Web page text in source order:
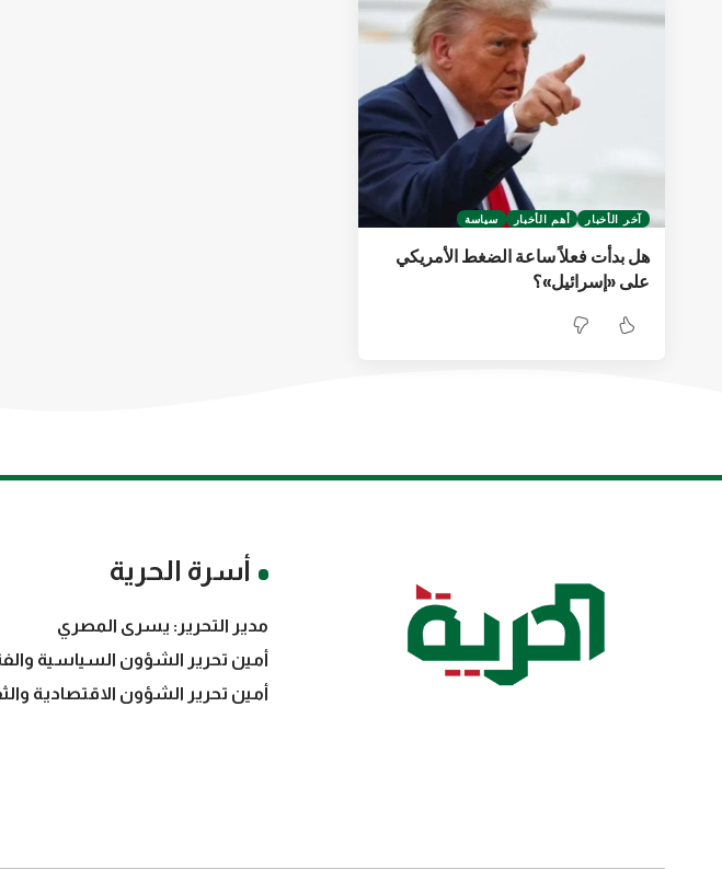
آخر الأخبار أهم الأخبار سياسة
هل بدأت فعلاً ساعة الضغط الأمريكي
على «إسرائيل»؟
أسرة الحرية
مدير التحرير: يسرى المصري
أمين تحرير الشؤون السياسية
أمين تحرير الشؤون الاقتصادية